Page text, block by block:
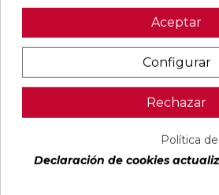
PVP
VER MÁS
RECTIFICADO
PVP
62,80 €
VER MÁS
PVP
/m²
Aceptar
Configurar
Rechazar
Política
Declaración de cookies